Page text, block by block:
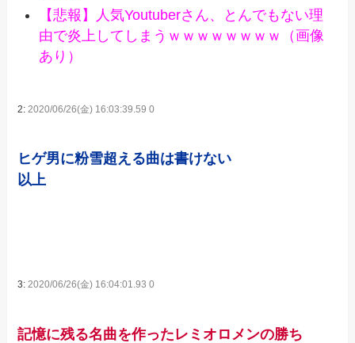
【悲報】人気Youtuberさん、とんでもない理
由で炎上してしまうｗｗｗｗｗｗｗｗ（画像
あり）
2: 2020/06/26(金) 16:03:39.59 0
ヒゲ男に粉雪超える曲は書けない
以上
3:2020/06/26(金) 16:04:01.93 0
記憶に残る名曲を作ったレミオロメンの勝ち